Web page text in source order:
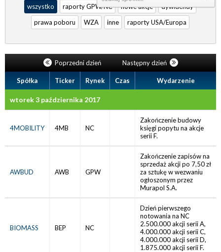
wszystko
raporty GPW/NC nowe akcje
dywidendy
prawa poboru
WZA inne raporty USA/Europa
Poprzedni dzień Następny dzień
Spółka Ticker Rynek Czas Wydarzenie
wtorek 3 października 2017
4MOBILITY 4MB NC
Zakończenie budowy
księgi popytu na akcje
serii F.
AWBUD AWB GPW
Zakończenie zapisów na
sprzedaż akcji po 7,50 zł
za sztukę w wezwaniu
ogłoszonym przez
Murapol S.A.
BIOMASS BEP NC
Dzień pierwszego
notowania na NC
2.500.000 akcji serii A,
4.000.000 akcji serii C,
4.000.000 akcji serii D,
1.875.000 akcji serii F.